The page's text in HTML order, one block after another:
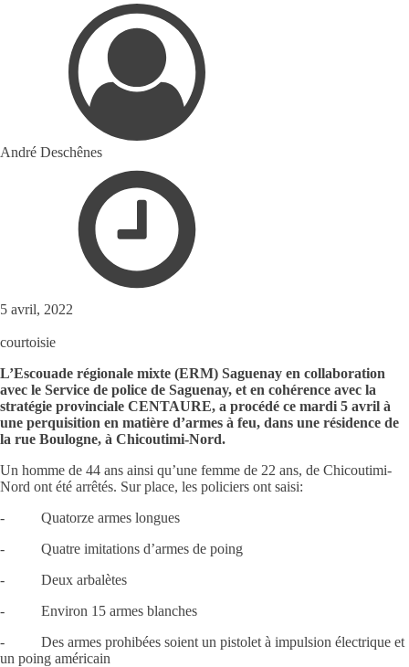
André Deschênes
5 avril, 2022
courtoisie
L’Escouade régionale mixte (ERM) Saguenay en collaboration
avec le Service de police de Saguenay, et en cohérence avec la
stratégie provinciale CENTAURE, a procédé ce mardi 5 avril à
une perquisition en matière d’armes à feu, dans une résidence de
la rue Boulogne, à Chicoutimi-Nord.
Un homme de 44 ans ainsi qu’une femme de 22 ans, de Chicoutimi-
Nord ont été arrêtés. Sur place, les policiers ont saisi:
- Quatorze armes longues
- Quatre imitations d’armes de poing
- Deux arbalètes
- Environ 15 armes blanches
- Des armes prohibées soient un pistolet à impulsion électrique et
un poing américain